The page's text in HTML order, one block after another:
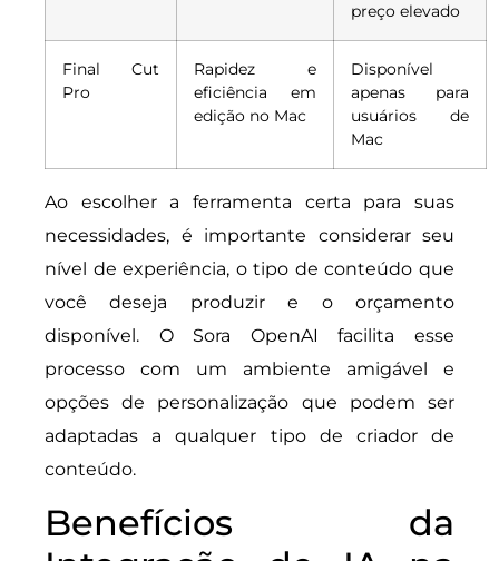
preço elevado
Final Cut
Pro
Rapidez e
eficiência em
edição no Mac
Disponível
apenas para
usuários de
Mac
Ao escolher a ferramenta certa para suas
necessidades, é importante considerar seu
nível de experiência, o tipo de conteúdo que
você deseja produzir e o orçamento
disponível. O Sora OpenAI facilita esse
processo com um ambiente amigável e
opções de personalização que podem ser
adaptadas a qualquer tipo de criador de
conteúdo.
Benefícios da